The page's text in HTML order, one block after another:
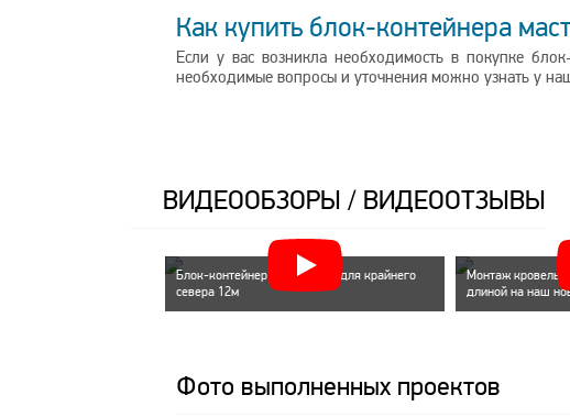
Как купить блок-контейнера
Если у вас возникла необходимость в покупке
необходимые вопросы и уточнения можно узнать у
ВИДЕООБЗОРЫ / ВИДЕООТЗЫВЫ
Блок-контейнер на полозьях для крайнего
севера 12м
Монтаж
длиной на наш
Фото выполненных проектов